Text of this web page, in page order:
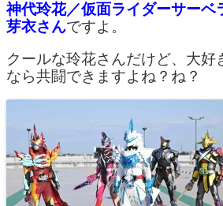
神代玲花／仮面ライダーサーベ
芽衣さんですよ。
クールな玲花さんだけど、大好
なら共闘できますよね？ね？